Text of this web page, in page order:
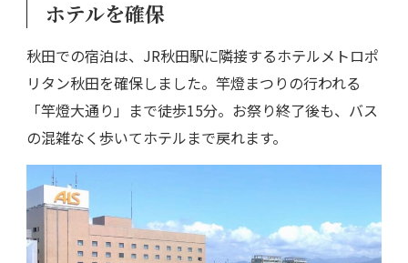
ホテルを確保
秋田での宿泊は、JR秋田駅に隣接するホテルメトロポ
リタン秋田を確保しました。竿燈まつりの行われる
「竿燈大通り」まで徒歩15分。お祭り終了後も、バス
の混雑なく歩いてホテルまで戻れます。